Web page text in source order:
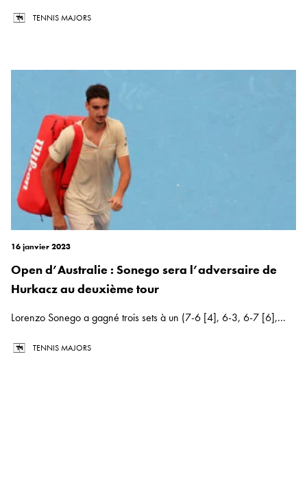
TENNIS MAJORS
16 janvier 2023
Open d’Australie : Sonego sera l’adversaire de
Hurkacz au deuxième tour
Lorenzo Sonego a gagné trois sets à un (7-6 [4], 6-3, 6-7 [6],...
TENNIS MAJORS